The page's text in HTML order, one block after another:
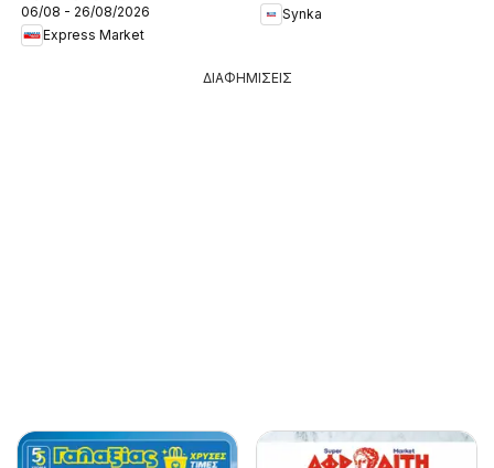
06/08 - 26/08/2026
Express Market
Synka
ΔΙΑΦΗΜΙΣΕΙΣ